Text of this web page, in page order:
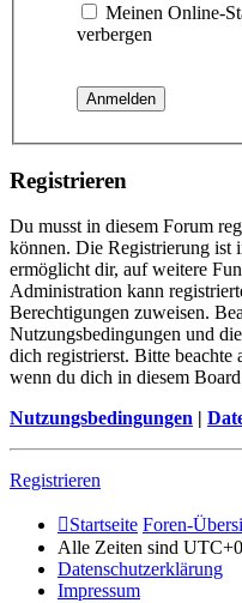
Meinen Online-
verbergen
Registrieren
Du musst in diesem Forum
können. Die Registrierung ist
ermöglicht dir, auf weitere
Administration kann
Berechtigungen zuweisen.
Nutzungsbedingungen und
dich registrierst. Bitte beachte
wenn du dich in diesem
Nutzungsbedingungen |
Registrieren
Startseite Foren-
Alle Zeiten sind
Datenschutzerklärung
Impressum